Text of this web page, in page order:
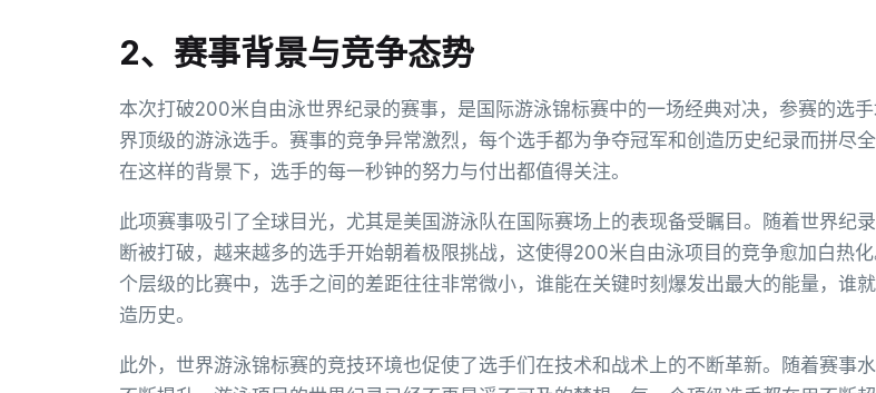
2、赛事背景与竞争态势
本次打破200米自由泳世界纪录的赛事，是国际游泳锦标赛中的一场经典对决，参赛的选
界顶级的游泳选手。赛事的竞争异常激烈，每个选手都为争夺冠军和创造历史纪录而拼尽全
在这样的背景下，选手的每一秒钟的努力与付出都值得关注。
此项赛事吸引了全球目光，尤其是美国游泳队在国际赛场上的表现备受瞩目。随着世界纪
断被打破，越来越多的选手开始朝着极限挑战，这使得200米自由泳项目的竞争愈加白热
个层级的比赛中，选手之间的差距往往非常微小，谁能在关键时刻爆发出最大的能量，谁就
造历史。
此外，世界游泳锦标赛的竞技环境也促使了选手们在技术和战术上的不断革新。随着赛事